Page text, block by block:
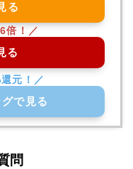
る
る
で見る
問